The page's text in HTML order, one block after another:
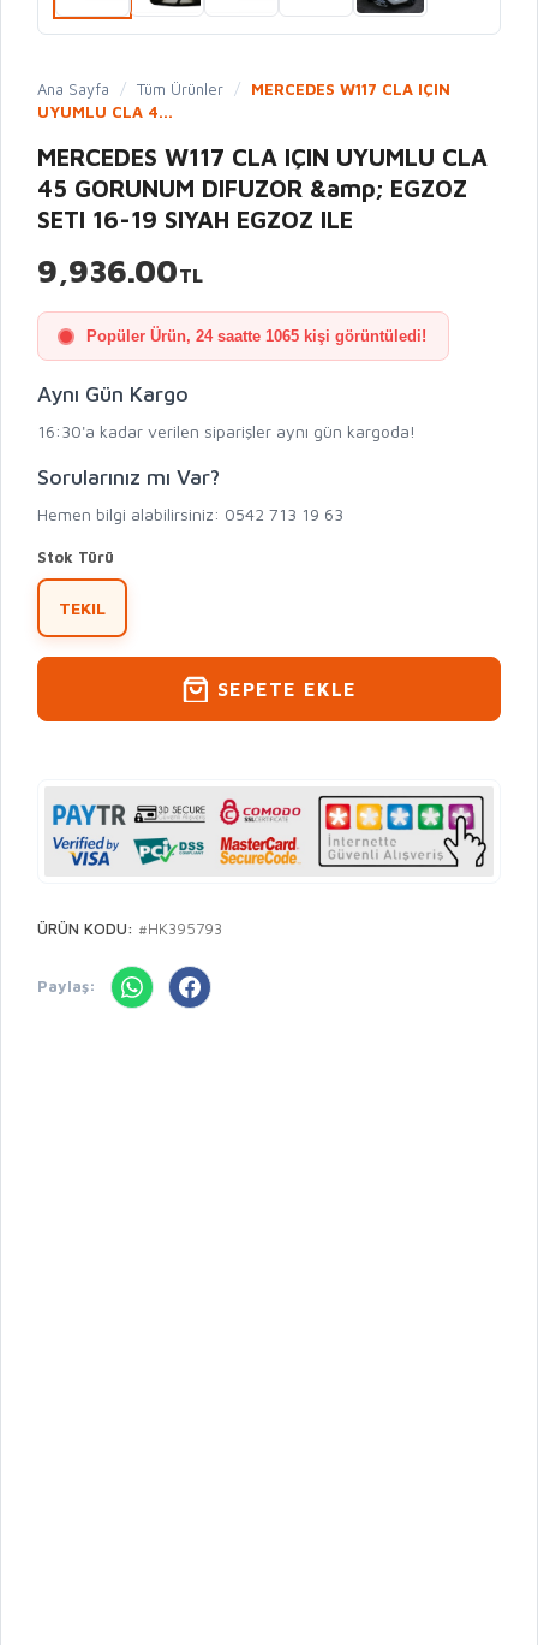
Ana Sayfa / Tüm Ürünler /
MERCEDES W117 CLA IÇIN
UYUMLU CLA 4...
MERCEDES W117 CLA IÇIN UYUMLU CLA
45 GORUNUM DIFUZOR &amp; EGZOZ
SETI 16-19 SIYAH EGZOZ ILE
9,936.00TL
Popüler Ürün, 24 saatte 1065 kişi görüntüledi!
Aynı Gün Kargo
16:30'a kadar verilen siparişler aynı gün kargoda!
Sorularınız mı Var?
Hemen bilgi alabilirsiniz: 0542 713 19 63
Stok Türü
TEKIL
SEPETE EKLE
ÜRÜN KODU: #HK395793
Paylaş: